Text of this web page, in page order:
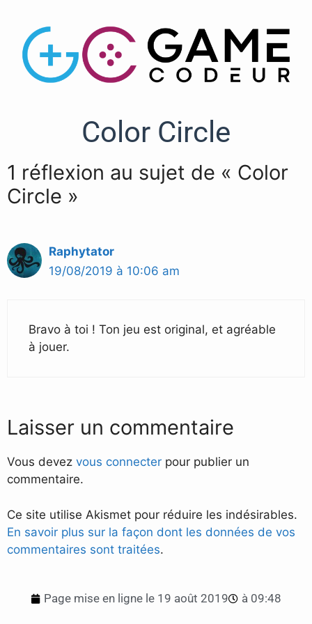
Color Circle
1 réflexion au sujet de « Color
Circle »
Raphytator
19/08/2019 à 10:06 am
Bravo à toi ! Ton jeu est original, et agréable
à jouer.
Laisser un commentaire
Vous devez vous connecter pour publier un
commentaire.
Ce site utilise Akismet pour réduire les indésirables.
En savoir plus sur la façon dont les données de vos
commentaires sont traitées.
Page mise en ligne le 19 août 2019 à 09:48